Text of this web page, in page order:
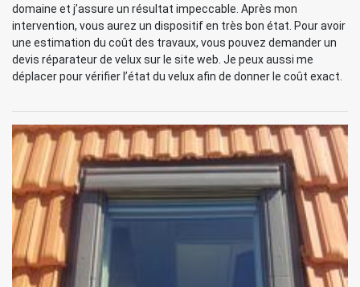
domaine et j’assure un résultat impeccable. Après mon
intervention, vous aurez un dispositif en très bon état. Pour avoir
une estimation du coût des travaux, vous pouvez demander un
devis réparateur de velux sur le site web. Je peux aussi me
déplacer pour vérifier l’état du velux afin de donner le coût exact.